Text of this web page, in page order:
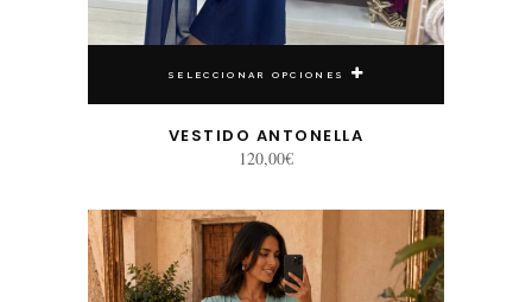
SELECCIONAR OPCIONES
VESTIDO ANTONELLA
120,00€
Este producto tiene múltiples variantes. Las opciones se pueden elegir en la página de producto